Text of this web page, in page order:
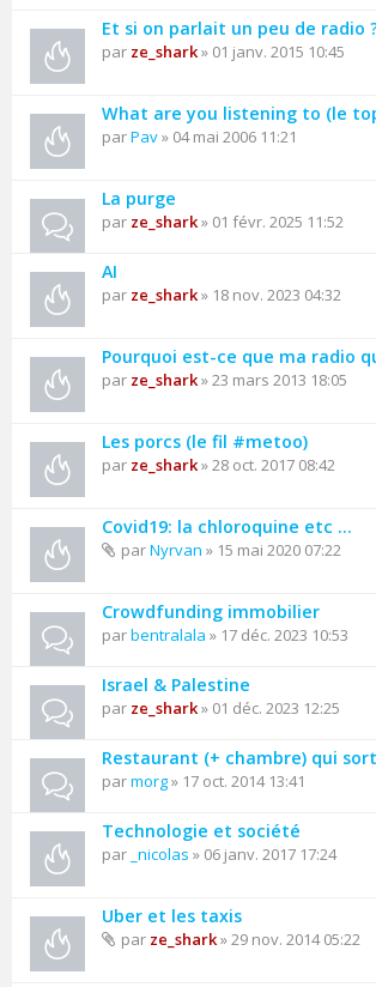
Et si on parlait un peu de radio
par ze_shark» 01 janv. 2015 10:45
What are you listening to (le
parPav» 04 mai 2006 11:21
La purge
par ze_shark» 01 févr. 2025 11:52
AI
par ze_shark» 18 nov. 2023 04:32
Pourquoi est-ce que ma radio
par ze_shark» 23 mars 2013 18:05
Les porcs (le fil #metoo)
par ze_shark» 28 oct. 2017 08:42
Covid19: la chloroquine etc ...
parNyrvan » 15 mai 2020 07:22
Crowdfunding immobilier
parbentralala » 17 déc. 2023 10:53
Israel & Palestine
par ze_shark» 01 déc. 2023 12:25
Restaurant (+ chambre) qui
parmorg» 17 oct. 2014 13:41
Technologie et société
par _nicolas » 06 janv. 2017 17:24
Uber et les taxis
par ze_shark» 29 nov. 2014 05:22